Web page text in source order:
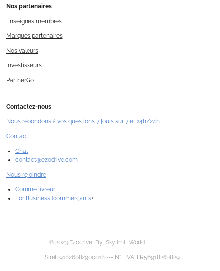
Nos partenaires
Enseignes membres
Marques partenaires
Nos valeurs
Investisseurs
PartnerGo
Contactez-nous
Nous répondons à vos questions 7 jours sur 7 et 24h/24h.
Contact
Chat
contact@ezodrive.com
Nous rejoindre
Comme livreur
For Business (commerçants)
© 2023 Ezodrive By Skylimit World
Siret: 91826082900018 --- N°. TVA: FR56918260829